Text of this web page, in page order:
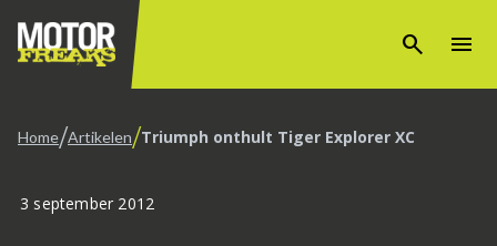
search menu
Home/Artikelen/Triumph onthult Tiger Explorer XC
3 september 2012